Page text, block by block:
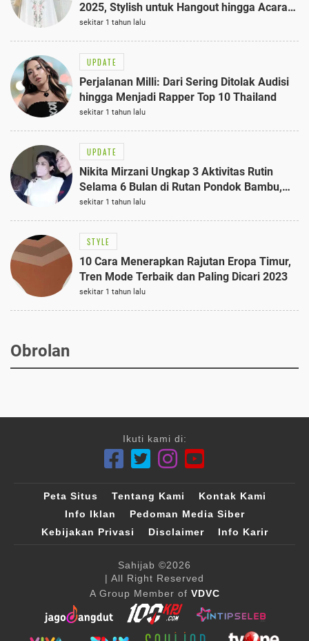
2025, Stylish untuk Hangout hingga Acara
Semi-Formal
sekitar 1 tahun lalu
UPDATE
Perjalanan Milli: Dari Sering Ditolak Audisi
hingga Menjadi Rapper Top 10 Thailand
sekitar 1 tahun lalu
UPDATE
Nikita Mirzani Ungkap 3 Aktivitas Rutin
Selama 6 Bulan di Rutan Pondok Bambu,
Terungkap!
sekitar 1 tahun lalu
STYLE
10 Cara Menerapkan Rajutan Eropa Timur,
Tren Mode Terbaik dan Paling Dicari 2023
sekitar 1 tahun lalu
Obrolan
Ikuti kami di:
Peta Situs Tentang Kami
Kontak Kami
Info Iklan
Pedoman Media Siber
Kebijakan Privasi
Disclaimer Info Karir
Sahijab ©2026
| All Right Reserved
A Group Member of VDVC